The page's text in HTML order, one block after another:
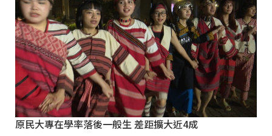
原民大專在學率落後一般生 差距擴大近4成